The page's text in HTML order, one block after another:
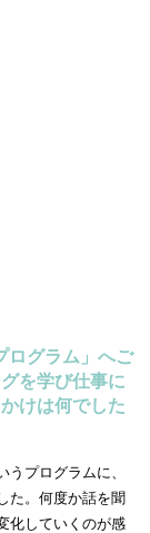
ログラム」へご
を学び仕事に
けは何でした
プログラムに、
た。何度か話を聞
化していくのが感